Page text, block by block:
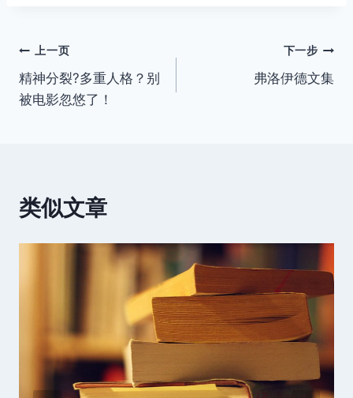
文
章
上一页
精神分裂?多重人格？别
被电影忽悠了！
下一步
弗洛伊德文集
类似文章